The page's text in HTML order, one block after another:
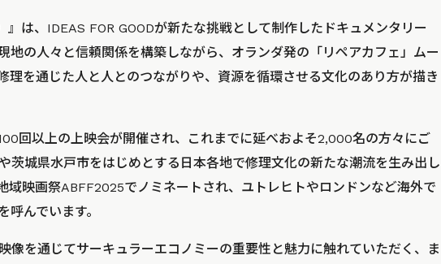
は、IDEAS FOR GOODが新たな挑戦として制作したドキュメンタリー
地の人々と信頼関係を構築しながら、オランダ発の「リペアカフェ」ムー
理を通じた人と人とのつながりや、資源を循環させる文化のあり方が描き
回以上の上映会が開催され、これまでに延べおよそ2,000名の方々にご
茨城県水戸市をはじめとする日本各地で修理文化の新たな潮流を生み出し
域映画祭ABFF2025でノミネートされ、ユトレヒトやロンドンなど海外で
んでいます。
像を通じてサーキュラーエコノミーの重要性と魅力に触れていただく、ま